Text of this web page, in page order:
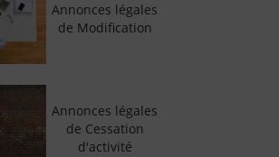
Annonces légales
de Modification
Annonces légales
de Cessation
d'activité